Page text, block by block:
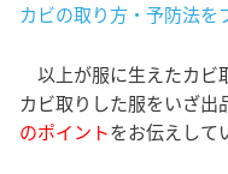
カビの取り方・予防法を
以上が服に生えたカビ
カビ取りした服をいざ出
のポイントをお伝えして